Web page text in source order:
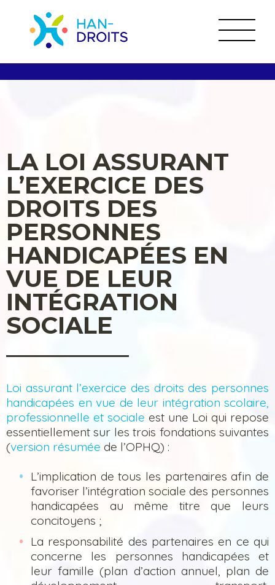
LA LOI ASSURANT
L’EXERCICE DES
DROITS DES
PERSONNES
HANDICAPÉES EN
VUE DE LEUR
INTÉGRATION
SOCIALE
Loi assurant l’exercice des droits des personnes
handicapées en vue de leur intégration scolaire,
professionnelle et sociale est une Loi qui repose
essentiellement sur les trois fondations suivantes
(version résumée de l’OPHQ) :
L’implication de tous les partenaires afin de
favoriser l’intégration sociale des personnes
handicapées au même titre que leurs
concitoyens ;
La responsabilité des partenaires en ce qui
concerne les personnes handicapées et
leur famille (plan d’action annuel, plan de